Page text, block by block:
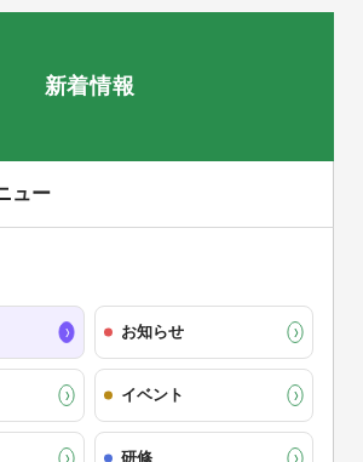
新着情報
ュー
お知らせ
イベント
研修